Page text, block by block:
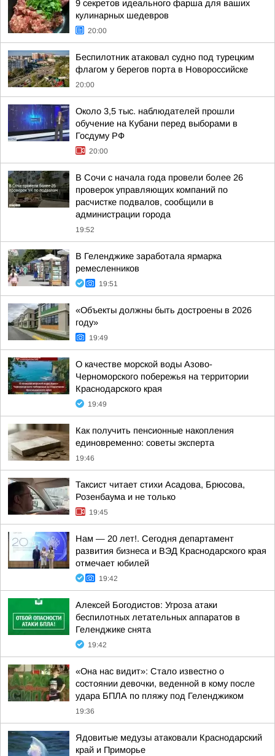
9 секретов идеального фарша для ваших
кулинарных шедевров
20:00
Беспилотник атаковал судно под турецким
флагом у берегов порта в Новороссийске
20:00
Около 3,5 тыс. наблюдателей прошли
обучение на Кубани перед выборами в
Госдуму РФ
20:00
В Сочи с начала года провели более 26
проверок управляющих компаний по
расчистке подвалов, сообщили в
администрации города
19:52
В Геленджике заработала ярмарка
ремесленников
19:51
«Объекты должны быть достроены в 2026
году»
19:49
О качестве морской воды Азово-
Черноморского побережья на территории
Краснодарского края
19:49
Как получить пенсионные накопления
единовременно: советы эксперта
19:46
Таксист читает стихи Асадова, Брюсова,
Розенбаума и не только
19:45
Нам — 20 лет!. Сегодня департамент
развития бизнеса и ВЭД Краснодарского края
отмечает юбилей
19:42
Алексей Богодистов: Угроза атаки
беспилотных летательных аппаратов в
Геленджике снята
19:42
«Она нас видит»: Стало известно о
состоянии девочки, веденной в кому после
удара БПЛА по пляжу под Геленджиком
19:36
Ядовитые медузы атаковали Краснодарский
край и Приморье